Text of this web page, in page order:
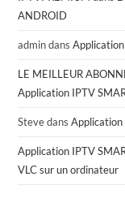
ANDROID
admindansApplication
LE MEILLEUR
Application IPTV
StevedansApplication
Application IPTV
VLC sur un ordinateur